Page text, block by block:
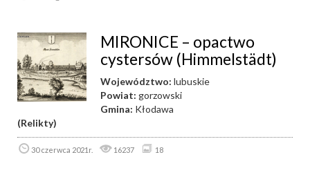
MIRONICE – opactwo
cystersów (Himmelstädt)
Województwo: lubuskie
Powiat: gorzowski
Gmina: Kłodawa
(Relikty)
30 czerwca 2021r. 16237 18